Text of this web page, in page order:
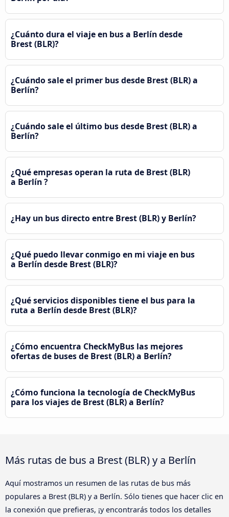
¿Cuánto dura el viaje en bus a Berlín desde
Brest (BLR)?
¿Cuándo sale el primer bus desde Brest (BLR) a
Berlín?
¿Cuándo sale el último bus desde Brest (BLR) a
Berlín?
¿Qué empresas operan la ruta de Brest (BLR)
a Berlín ?
¿Hay un bus directo entre Brest (BLR) y Berlín?
¿Qué puedo llevar conmigo en mi viaje en bus
a Berlín desde Brest (BLR)?
¿Qué servicios disponibles tiene el bus para la
ruta a Berlín desde Brest (BLR)?
¿Cómo encuentra CheckMyBus las mejores
ofertas de buses de Brest (BLR) a Berlín?
¿Cómo funciona la tecnología de CheckMyBus
para los viajes de Brest (BLR) a Berlín?
Más rutas de bus a Brest (BLR) y a Berlín
Aquí mostramos un resumen de las rutas de bus más
populares a Brest (BLR) y a Berlín. Sólo tienes que hacer clic en
la conexión que prefieras, ¡y encontrarás todos los detalles